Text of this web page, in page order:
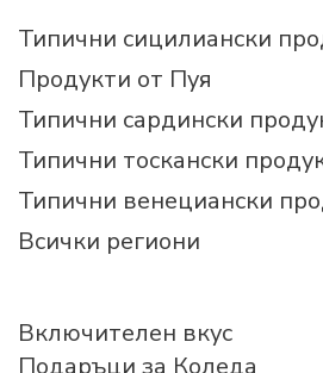
Типични сицилиански
Продукти от Пуя
Типични сардински
Типични тоскански
Типични венециански
Всички региони
Включителен вкус
Подаръци за Коледа